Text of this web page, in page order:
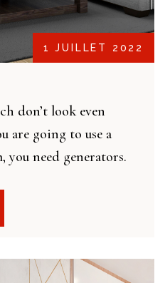
1 JUILLET 2022
don’t look even
are going to use a
you need generators.